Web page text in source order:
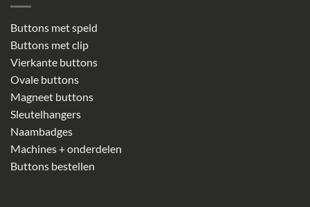
Buttons met speld
Buttons met clip
Vierkante buttons
Ovale buttons
Magneet buttons
Sleutelhangers
Naambadges
Machines + onderdelen
Buttons bestellen